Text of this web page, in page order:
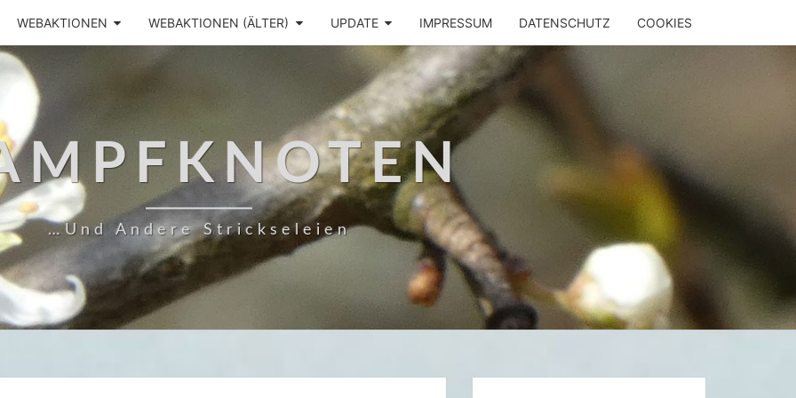
WEBAKTIONEN WEBAKTIONEN (ÄLTER) UPDATE IMPRESSUM DATENSCHUTZ COOKIES
…und Andere Strickseleien